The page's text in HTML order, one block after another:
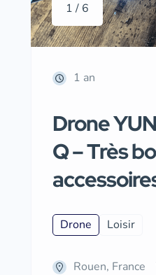
1 / 6
1 an
Drone
Q – Très
Drone Loisir
Rouen, France